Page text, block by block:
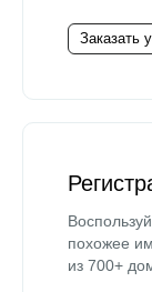
Заказать
похожее
из 700+